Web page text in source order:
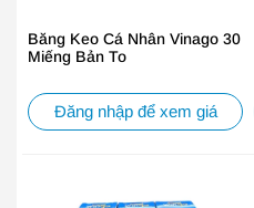
Băng Keo Cá Nhân Vinago 30
Miếng Bản To
Đăng nhập để xem giá